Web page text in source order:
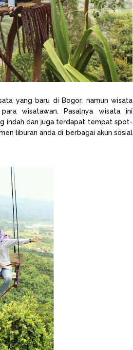
yang baru di Bogor, namun wisata
wisatawan. Pasalnya wisata ini
indah dan juga terdapat tempat spot-
liburan anda di berbagai akun sosial